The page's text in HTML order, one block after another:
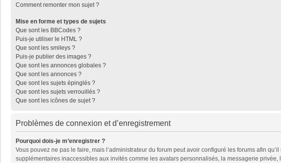
Comment remonter mon sujet ?
Mise en forme et types de sujets
Que sont les BBCodes ?
Puis-je utiliser le HTML ?
Que sont les smileys ?
Puis-je publier des images ?
Que sont les annonces globales ?
Que sont les annonces ?
Que sont les sujets épinglés ?
Que sont les sujets verrouillés ?
Que sont les icônes de sujet ?
Problèmes de connexion et d’enregistrement
Pourquoi dois-je m’enregistrer ?
Vous pouvez ne pas le faire, mais l’administrateur du forum peut avoir configuré les forums afin
supplémentaires inaccessibles aux invités comme les avatars personnalisés, la messagerie